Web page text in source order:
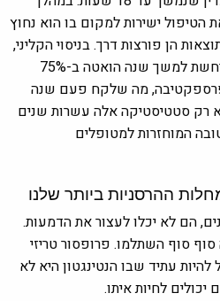
ישירות למקום בו הוא נחוץ
הן פורצות דרך. בניסוי הקליני,
הירידה שבדרך כלל הייתה מתרחשת למשך שנה הואטה ב-75%
מה שלקח פעם שנה
רק סטטיסטיקה אלה עשרות שנים
המוחזרות למטופלים
ההרסניות ביותר שלנו
הם לא יכלו לעצור את הדמעות.
סוף השתלמו. פרופסור טריזי
עתיד שבו הנטינגטון היא לא
לחיות איתו.